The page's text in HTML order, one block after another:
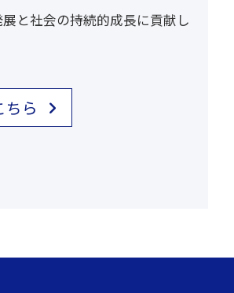
と社会の持続的成長に貢献し
ちら